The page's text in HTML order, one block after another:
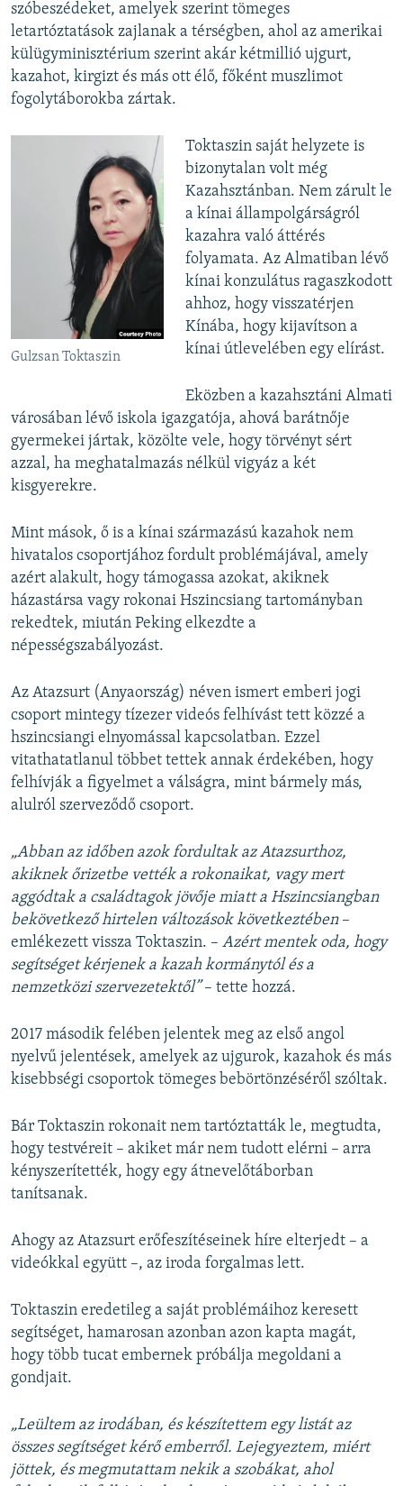
szóbeszédeket, amelyek szerint tömeges
letartóztatások zajlanak a térségben, ahol az amerikai
külügyminisztérium szerint akár kétmillió ujgurt,
kazahot, kirgizt és más ott élő, főként muszlimot
fogolytáborokba zártak.
Gulzsan Toktaszin
Toktaszin saját helyzete is
bizonytalan volt még
Kazahsztánban. Nem zárult le
a kínai állampolgárságról
kazahra való áttérés
folyamata. Az Almatiban lévő
kínai konzulátus ragaszkodott
ahhoz, hogy visszatérjen
Kínába, hogy kijavítson a
kínai útlevelében egy elírást.
Eközben a kazahsztáni Almati
városában lévő iskola igazgatója, ahová barátnője
gyermekei jártak, közölte vele, hogy törvényt sért
azzal, ha meghatalmazás nélkül vigyáz a két
kisgyerekre.
Mint mások, ő is a kínai származású kazahok nem
hivatalos csoportjához fordult problémájával, amely
azért alakult, hogy támogassa azokat, akiknek
házastársa vagy rokonai Hszincsiang tartományban
rekedtek, miután Peking elkezdte a
népességszabályozást.
Az Atazsurt (Anyaország) néven ismert emberi jogi
csoport mintegy tízezer videós felhívást tett közzé a
hszincsiangi elnyomással kapcsolatban. Ezzel
vitathatatlanul többet tettek annak érdekében, hogy
felhívják a figyelmet a válságra, mint bármely más,
alulról szerveződő csoport.
„Abban az időben azok fordultak az Atazsurthoz,
akiknek őrizetbe vették a rokonaikat, vagy mert
aggódtak a családtagok jövője miatt a Hszincsiangban
bekövetkező hirtelen változások következtében–
emlékezett vissza Toktaszin. – Azért mentek oda, hogy
segítséget kérjenek a kazah kormánytól és a
nemzetközi szervezetektől”– tette hozzá.
2017 második felében jelentek meg az első angol
nyelvű jelentések, amelyek az ujgurok, kazahok és más
kisebbségi csoportok tömeges bebörtönzéséről szóltak.
Bár Toktaszin rokonait nem tartóztatták le, megtudta,
hogy testvéreit – akiket már nem tudott elérni – arra
kényszerítették, hogy egy átnevelőtáborban
tanítsanak.
Ahogy az Atazsurt erőfeszítéseinek híre elterjedt – a
videókkal együtt –, az iroda forgalmas lett.
Toktaszin eredetileg a saját problémáihoz keresett
segítséget, hamarosan azonban azon kapta magát,
hogy több tucat embernek próbálja megoldani a
gondjait.
„Leültem az irodában, és készítettem egy listát az
összes segítséget kérő emberről. Lejegyeztem, miért
jöttek, és megmutattam nekik a szobákat, ahol